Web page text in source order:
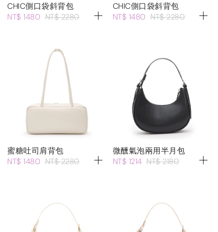
CHIC側口袋斜背包
NT$ 1480 NT$ 2280
CHIC側口袋斜背包
NT$ 1480 NT$ 2280
蜜糖吐司肩背包
NT$ 1480 NT$ 2280
微醺氣泡兩用半月包
NT$ 1214 NT$ 2180